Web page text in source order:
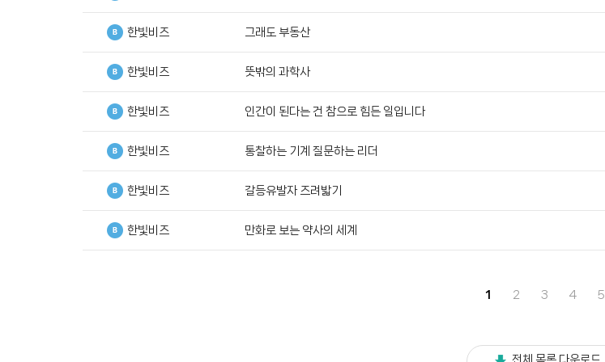
한빛비즈 그래도 부동산
한빛비즈 뜻밖의 과학사
한빛비즈 인간이 된다는 건 참으로 힘든 일입니다
한빛비즈 통찰하는 기계 질문하는 리더
한빛비즈 갈등유발자 즈려밟기
한빛비즈 만화로 보는 약사의 세계
1 2 3 4 5